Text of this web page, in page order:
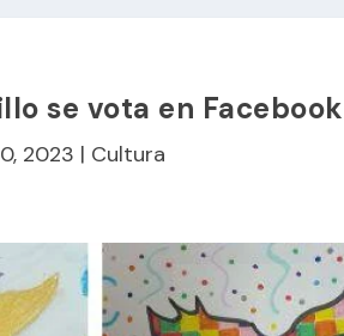
se vota en Facebook
2023 | Cultura